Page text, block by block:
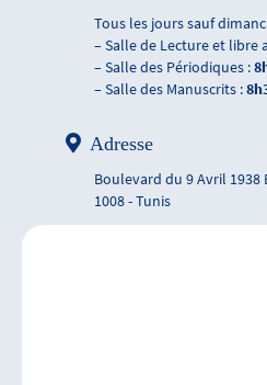
Tous les jours sauf
– Salle de Lecture et libre
– Salle des Périodiques :
– Salle des Manuscrits :
Adresse
Boulevard du 9 Avril 1938
1008 - Tunis